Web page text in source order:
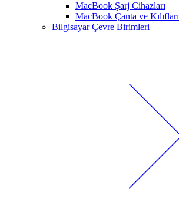
MacBook Şarj Cihazları
MacBook Çanta ve Kılıfları
Bilgisayar Çevre Birimleri